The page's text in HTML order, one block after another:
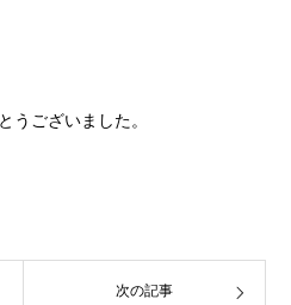
うございました。
次の記事